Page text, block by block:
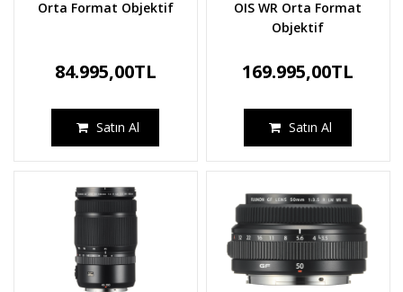
Orta Format Objektif
84.995,00TL
Satın Al
OIS WR Orta Format
Objektif
169.995,00TL
Satın Al